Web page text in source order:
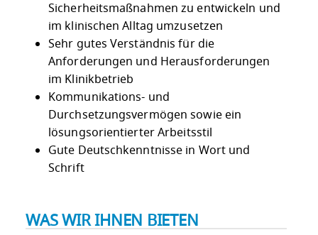
Sicherheitsmaßnahmen zu entwickeln und
im klinischen Alltag umzusetzen
Sehr gutes Verständnis für die
Anforderungen und Herausforderungen
im Klinikbetrieb
Kommunikations- und
Durchsetzungsvermögen sowie ein
lösungsorientierter Arbeitsstil
Gute Deutschkenntnisse in Wort und
Schrift
WAS WIR IHNEN BIETEN